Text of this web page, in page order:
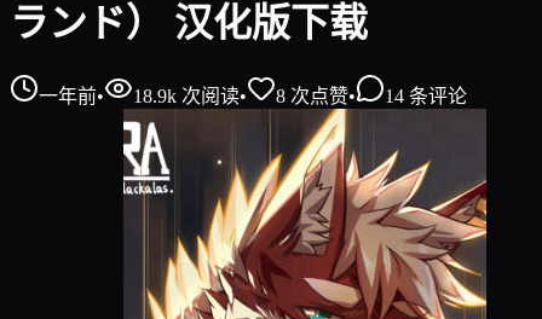
ランド） 汉化版下载
一年前• 18.9k 次阅读• 8 次点赞• 14 条评论